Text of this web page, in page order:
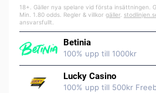
18+. Gäller nya spelare vid första insättningen.
Min. 1.80 odds. Regler & villkor gäller
ansvarsfullt.
Betinia
100% upp till 1000kr
Lucky Casino
100% upp till 500kr